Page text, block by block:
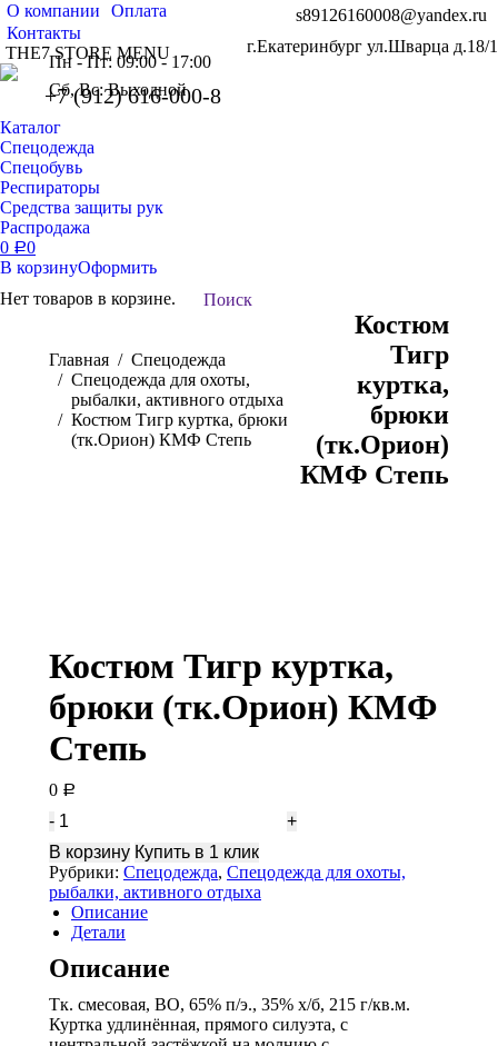
О компании
Оплата
Контакты
THE7 STORE MENU
s89126160008@yandex.ru
г.Екатеринбург ул.Шварца д.18/1
Пн - Пт: 09:00 - 17:00
Сб, Вс: Выходной
+7 (912) 616-000-8
Каталог
Спецодежда
Спецобувь
Респираторы
Средства защиты рук
Распродажа
0 Р0
В корзинуОформить
Нет товаров в корзине.
Поиск:
Поиск
Вы здесь:
Главная
Спецодежда
Спецодежда для охоты,
рыбалки, активного отдыха
Костюм Тигр куртка, брюки
(тк.Орион) КМФ Степь
Костюм
Тигр
куртка,
брюки
(тк.Орион)
КМФ Степь
Костюм Тигр куртка,
брюки (тк.Орион) КМФ
Степь
0 Р
Количество
Тигр
куртка,
брюки
(тк.Орион)
КМФ
Степь
В корзину Купить в 1 клик
Рубрики: Спецодежда, Спецодежда для охоты,
рыбалки, активного отдыха
Описание
Детали
Описание
Тк. смесовая, ВО, 65% п/э., 35% х/б, 215 г/кв.м.
Куртка удлинённая, прямого силуэта, с